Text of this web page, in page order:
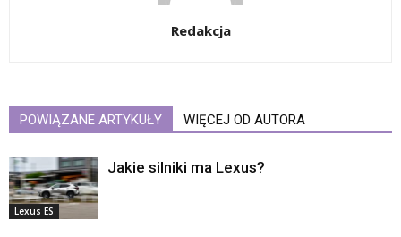
Redakcja
POWIĄZANE ARTYKUŁY WIĘCEJ OD AUTORA
Lexus ES
Jakie silniki ma Lexus?